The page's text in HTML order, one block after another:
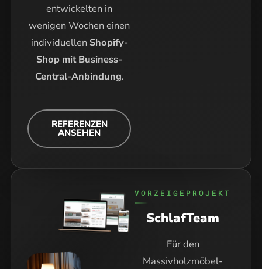
entwickelten in
wenigen Wochen einen
individuellen Shopify-
Shop mit Business-
Central-Anbindung.
REFERENZEN
ANSEHEN
VORZEIGEPROJEKT
SchlafTeam
Für den
Massivholzmöbel-